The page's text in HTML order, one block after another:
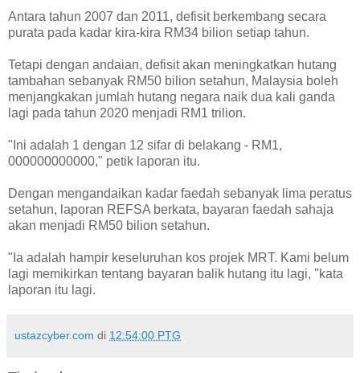
Antara tahun 2007 dan 2011, defisit berkembang secara
purata pada kadar kira-kira RM34 bilion setiap tahun.
Tetapi dengan andaian, defisit akan meningkatkan hutang
tambahan sebanyak RM50 bilion setahun, Malaysia boleh
menjangkakan jumlah hutang negara naik dua kali ganda
lagi pada tahun 2020 menjadi RM1 trilion.
"Ini adalah 1 dengan 12 sifar di belakang - RM1,
000000000000," petik laporan itu.
Dengan mengandaikan kadar faedah sebanyak lima peratus
setahun, laporan REFSA berkata, bayaran faedah sahaja
akan menjadi RM50 bilion setahun.
"Ia adalah hampir keseluruhan kos projek MRT. Kami belum
lagi memikirkan tentang bayaran balik hutang itu lagi, "kata
laporan itu lagi.
ustazcyber.com di 12:54:00 PTG